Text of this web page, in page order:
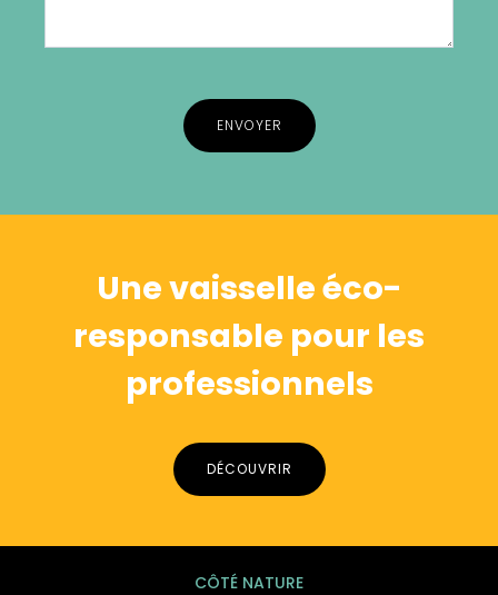
Une vaisselle éco-
responsable pour les
professionnels
DÉCOUVRIR
CÔTÉ NATURE